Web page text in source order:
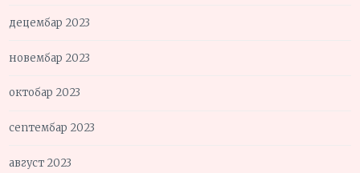
децембар 2023
новембар 2023
октобар 2023
септембар 2023
август 2023